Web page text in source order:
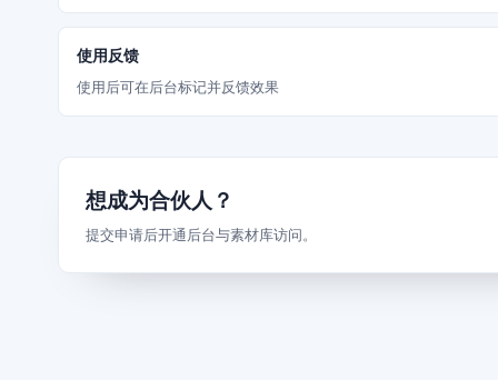
使用反馈
使用后可在后台标记并反馈效果
想成为合伙人？
提交申请后开通后台与素材库访问。